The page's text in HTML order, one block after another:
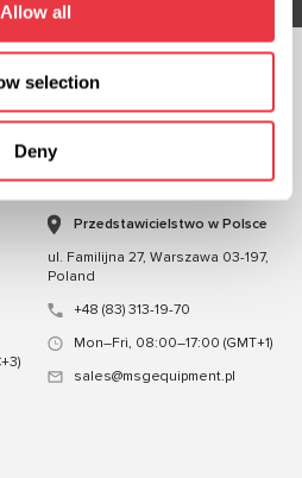
Allow all
selection
Deny
Przedstawicielstwo w Polsce
ul. Familijna 27, Warszawa 03-197,
Poland
+48 (83) 313-19-70
Mon–Fri, 08:00–17:00 (GMT+1)
sales@msgequipment.pl